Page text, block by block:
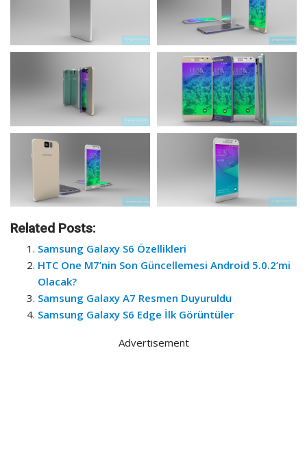
Related Posts:
Samsung Galaxy S6 Özellikleri
HTC One M7’nin Son Güncellemesi Android 5.0.2’mi
Olacak?
Samsung Galaxy A7 Resmen Duyuruldu
Samsung Galaxy S6 Edge İlk Görüntüler
Advertisement